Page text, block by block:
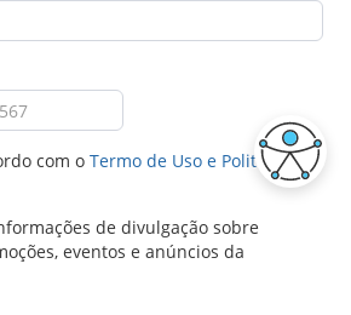
com o Termo de Uso e Politica de
de divulgação sobre
eventos e anúncios da